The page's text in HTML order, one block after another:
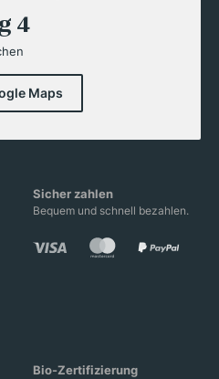
4
Maps
Sicher zahlen
Bequem und schnell bezahlen.
Bio-Zertifizierung